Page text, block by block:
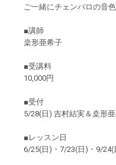
ご一緒にチェンバロの音
■講師
桒形亜希子
■受講料
10,000円
■受付
5/28(日) 吉村結実＆桒形
■レッスン日
6/25(日)・7/23(日)・9/24(